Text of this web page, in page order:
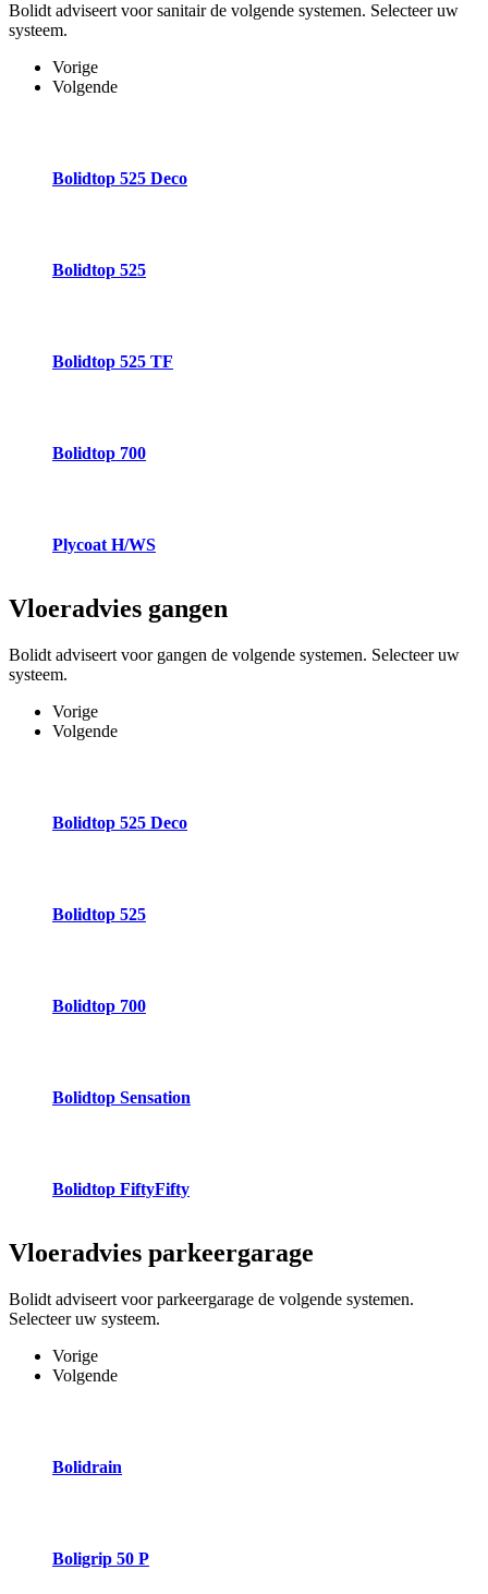
Bolidt adviseert voor sanitair de volgende systemen. Selecteer uw
systeem.
Vorige
Volgende
Bolidtop 525 Deco
Bolidtop 525
Bolidtop 525 TF
Bolidtop 700
Plycoat H/WS
Vloeradvies gangen
Bolidt adviseert voor gangen de volgende systemen. Selecteer uw
systeem.
Vorige
Volgende
Bolidtop 525 Deco
Bolidtop 525
Bolidtop 700
Bolidtop Sensation
Bolidtop FiftyFifty
Vloeradvies parkeergarage
Bolidt adviseert voor parkeergarage de volgende systemen.
Selecteer uw systeem.
Vorige
Volgende
Bolidrain
Boligrip 50 P